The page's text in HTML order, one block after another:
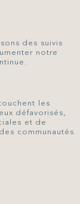
des suivis
notre
les
défavorisés,
et de
communautés